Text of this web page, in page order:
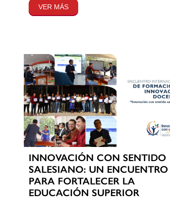
VER MÁS
INNOVACIÓN CON SENTIDO
SALESIANO: UN ENCUENTRO
PARA FORTALECER LA
EDUCACIÓN SUPERIOR